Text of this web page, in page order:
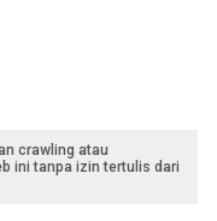
crawling atau
ini tanpa izin tertulis dari